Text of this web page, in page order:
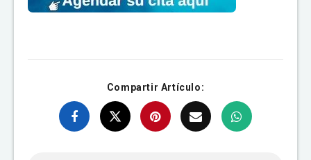
Compartir Artículo: